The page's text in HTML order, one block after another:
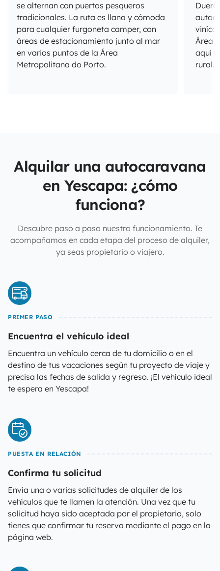
se alternan con puertos pesqueros
tradicionales. La ruta es llana y cómoda
para cualquier furgoneta camper, con
áreas de estacionamiento junto al mar
en varios puntos de la Área
Metropolitana do Porto.
Área
aquí
rural.
Alquilar una autocaravana
en Yescapa: ¿cómo
funciona?
Descubre paso a paso nuestro funcionamiento. Te
acompañamos en cada etapa del proceso de alquiler,
ya seas propietario o viajero.
PRIMER PASO
Encuentra el vehículo ideal
Encuentra un vehículo cerca de tu domicilio o en el
destino de tus vacaciones según tu proyecto de viaje y
precisa las fechas de salida y regreso. ¡El vehículo ideal
te espera en Yescapa!
PUESTA EN RELACIÓN
Confirma tu solicitud
Envía una o varias solicitudes de alquiler de los
vehículos que te llamen la atención. Una vez que tu
solicitud haya sido aceptada por el propietario, solo
tienes que confirmar tu reserva mediante el pago en la
página web.